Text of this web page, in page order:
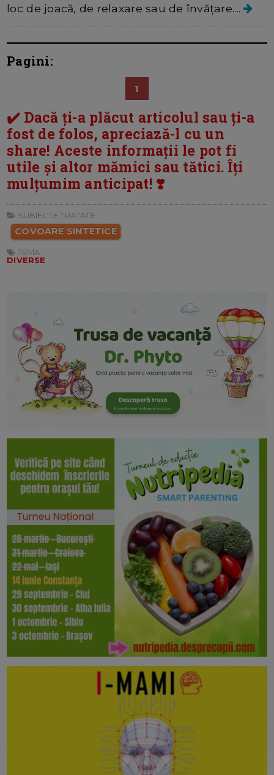
loc de joacă, de relaxare sau de învățare....
Pagini:
1
✔️ Dacă ți-a plăcut articolul sau ți-a
fost de folos, apreciază-l cu un
share! Aceste informații le pot fi
utile și altor mămici sau tătici. Îți
mulțumim anticipat! ❣️
SUBIECTE TRATATE:
COVOARE SINTETICE
TEMA:
DIVERSE